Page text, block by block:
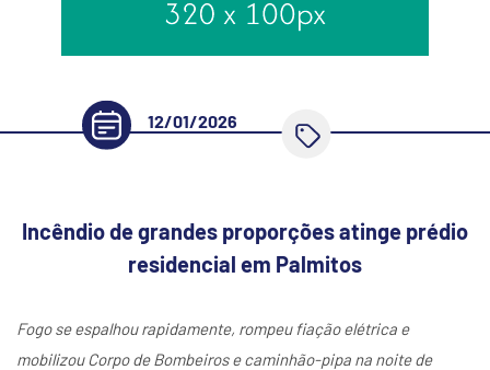
12/01/2026
Incêndio de grandes proporções atinge prédio
residencial em Palmitos
Fogo se espalhou rapidamente, rompeu fiação elétrica e
mobilizou Corpo de Bombeiros e caminhão-pipa na noite de